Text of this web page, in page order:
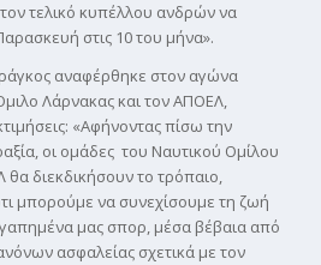
τελικό κυπέλλου ανδρών να
στις 10 του µήνα».
αναφέρθηκε στον αγώνα
Λάρνακας και τον ΑΠΟΕΛ,
«Αφήνοντας πίσω την
οι οµάδες του Ναυτικού Οµίλου
διεκδικήσουν το τρόπαιο,
µπορούµε να συνεχίσουµε τη ζωή
µας σπορ, µέσα βέβαια από
ασφαλείας σχετικά µε τον